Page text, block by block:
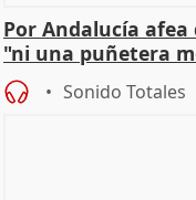
Por Andalucía afea
"ni una puñetera
machista
Sonido Totales